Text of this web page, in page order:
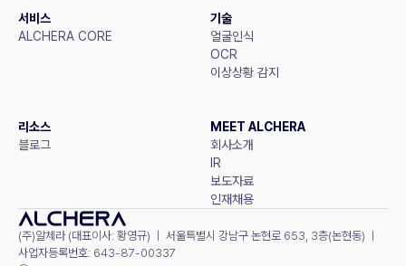
서비스
ALCHERA CORE
기술
얼굴인식
OCR
이상상황 감지
리소스
블로그
MEET ALCHERA
회사소개
IR
보도자료
인재채용
(주)알체라 (대표이사: 황영규) ㅣ 서울특별시 강남구 논현로 653, 3층(논현동) ㅣ
사업자등록번호: 643-87-00337